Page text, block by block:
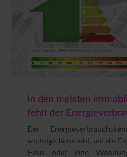
In den meisten
fehlt der
Der
wichtige Kennzahl, um die
Haus oder eine